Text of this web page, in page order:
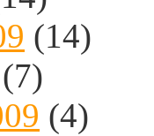
(14)
(7)
(4)